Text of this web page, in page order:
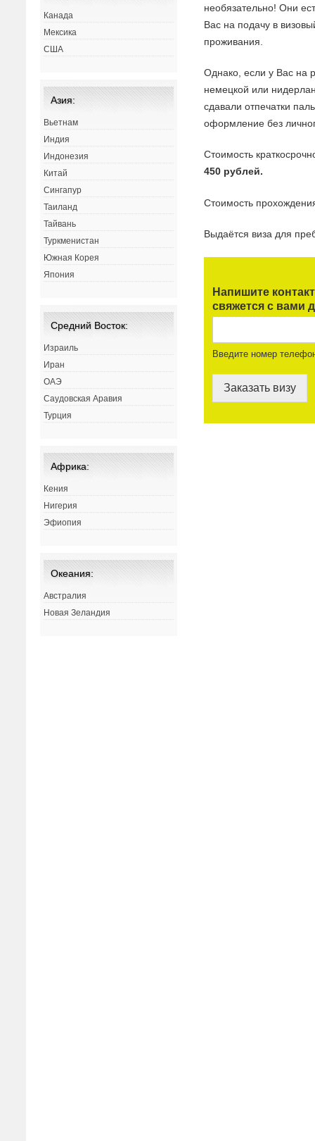
необязательно! Они
Вас на подачу в
проживания.
Однако, если у Вас на
немецкой или
сдавали отпечатки
оформление без
Стоимость
450 рублей.
Стоимость
Выдаётся виза для
Напишите
свяжется с вами
Введите номер
Заказать визу
Канада
Мексика
США
Азия:
Вьетнам
Индия
Индонезия
Китай
Сингапур
Таиланд
Тайвань
Туркменистан
Южная Корея
Япония
Средний Восток:
Израиль
Иран
ОАЭ
Саудовская Аравия
Турция
Африка:
Кения
Нигерия
Эфиопия
Океания:
Австралия
Новая Зеландия